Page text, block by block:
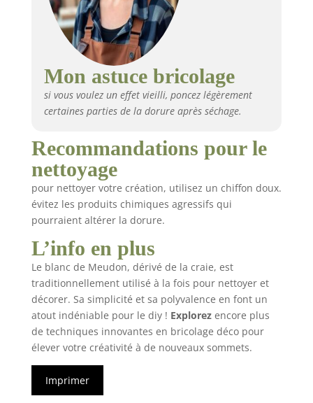
Mon astuce bricolage
si vous voulez un effet vieilli, poncez légèrement
certaines parties de la dorure après séchage.
Recommandations pour le
nettoyage
pour nettoyer votre création, utilisez un chiffon doux.
évitez les produits chimiques agressifs qui
pourraient altérer la dorure.
L’info en plus
Le blanc de Meudon, dérivé de la craie, est
traditionnellement utilisé à la fois pour nettoyer et
décorer. Sa simplicité et sa polyvalence en font un
atout indéniable pour le diy ! Explorezencore plus
de techniques innovantes en bricolage déco pour
élever votre créativité à de nouveaux sommets.
Imprimer